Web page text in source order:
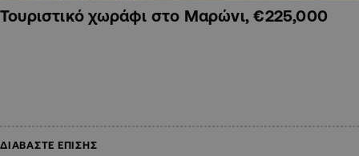
Τουριστικό χωράφι στο Μαρώνι, €225,000
ΔΙΑΒΑΣΤΕ ΕΠΙΣΗΣ